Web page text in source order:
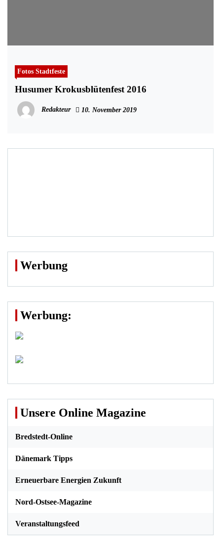
Fotos Stadtfeste
Husumer Krokusblütenfest 2016
Redakteur 10. November 2019
Werbung
Werbung:
Unsere Online Magazine
Bredstedt-Online
Dänemark Tipps
Erneuerbare Energien Zukunft
Nord-Ostsee-Magazine
Veranstaltungsfeed